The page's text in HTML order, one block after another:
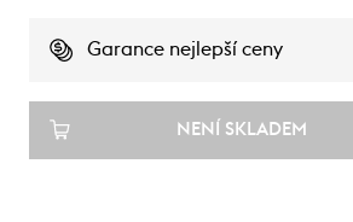
Garance nejlepší ceny
NENÍ SKLADEM